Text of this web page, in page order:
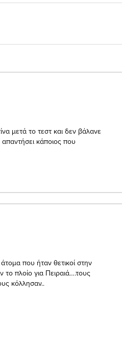
μετά το τεστ και δεν βάλανε
κάποιος που
που ήταν θετικοί στην
το πλοίο για Πειραιά….τους
κόλλησαν..